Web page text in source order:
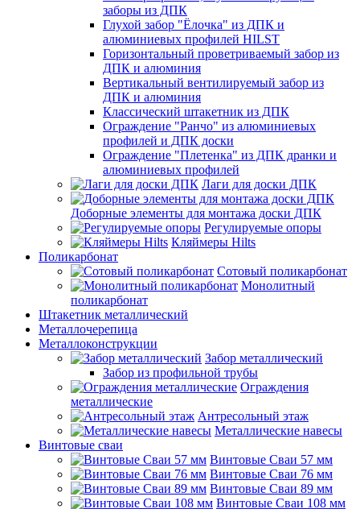
заборы из ДПК
Глухой забор "Ёлочка" из ДПК и
алюминиевых профилей HILST
Горизонтальный проветриваемый забор из
ДПК и алюминия
Вертикальный вентилируемый забор из
ДПК и алюминия
Классический штакетник из ДПК
Ограждение "Ранчо" из алюминиевых
профилей и ДПК доски
Ограждение "Плетенка" из ДПК дранки и
алюминиевых профилей
Лаги для доски ДПК
Доборные элементы для монтажа доски ДПК
Регулируемые опоры
Кляймеры Hilts
Поликарбонат
Сотовый поликарбонат
Монолитный
поликарбонат
Штакетник металлический
Металлочерепица
Металлоконструкции
Забор металлический
Забор из профильной трубы
Ограждения
металлические
Антресольный этаж
Металлические навесы
Винтовые сваи
Винтовые Сваи 57 мм
Винтовые Сваи 76 мм
Винтовые Сваи 89 мм
Винтовые Сваи 108 мм